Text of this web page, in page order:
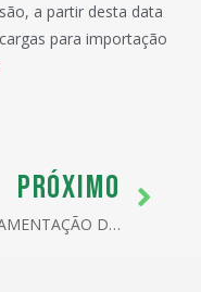
a partir desta data
para importação
PRÓXIMO
REGULAMENTAÇÃO DA APLICAÇÃO DA ALÍQUOTA ÚNICA DO ICMS